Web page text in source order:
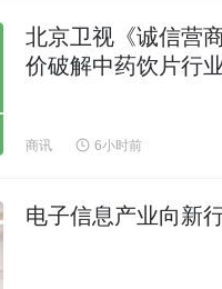
北京卫视《诚信营
价破解中药饮片行
商讯 6小时前
电子信息产业向新